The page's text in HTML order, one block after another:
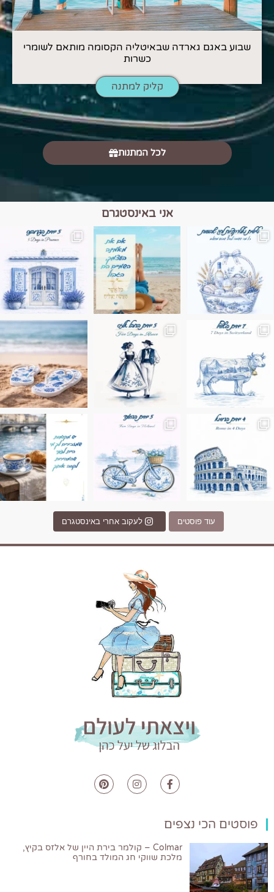
שבוע באגם גארדה שבאיטליה הקסומה מותאם לשומרי
כשרות
קליק למתנה
לכל המתנות
אני באינסטגרם
הם הגבול 💙🩵
בחבל אלזס צרפת
בחופשה שבו הכל נהיה פשוט יותר. החול, הי
Instagram post
Instagram post 17994326828955248
עוד פוסטים לעקוב אחרי באינסטגרם
פוסטים הכי נצפים
Colmar – קולמר בירת היין של אלזס בקיץ,
מלכת שווקי חג המולד בחורף